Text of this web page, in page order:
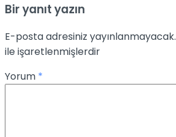
Bir yanıt yazın
E-posta adresiniz yayınlanmayacak.
ile işaretlenmişlerdir
Yorum *